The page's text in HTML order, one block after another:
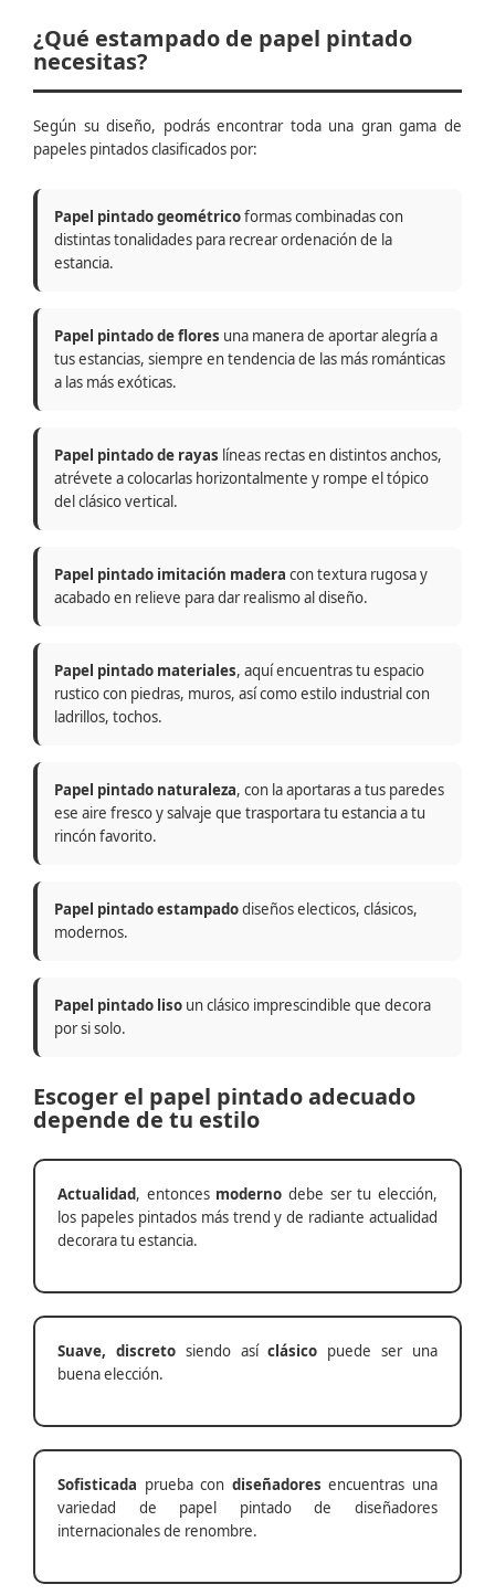
¿Qué estampado de papel pintado
necesitas?
Según su diseño, podrás encontrar toda una gran gama de
papeles pintados clasificados por:
Papel pintado geométricoformas combinadas con
distintas tonalidades para recrear ordenación de la
estancia.
Papel pintado de flores una manera de aportar alegría a
tus estancias, siempre en tendencia de las más románticas
a las más exóticas.
Papel pintado de rayas líneas rectas en distintos anchos,
atrévete a colocarlas horizontalmente y rompe el tópico
del clásico vertical.
Papel pintado imitación madera con textura rugosa y
acabado en relieve para dar realismo al diseño.
Papel pintado materiales, aquí encuentras tu espacio
rustico con piedras, muros, así como estilo industrial con
ladrillos, tochos.
Papel pintado naturaleza, con la aportaras a tus paredes
ese aire fresco y salvaje que trasportara tu estancia a tu
rincón favorito.
Papel pintado estampadodiseños electicos, clásicos,
modernos.
Papel pintado liso un clásico imprescindible que decora
por si solo.
Escoger el papel pintado adecuado
depende de tu estilo
Actualidad, entonces moderno debe ser tu elección,
los papeles pintados más trend y de radiante actualidad
decorara tu estancia.
Suave, discretosiendo asíclásico puede ser una
buena elección.
Sofisticada prueba con diseñadores encuentras una
variedad de papel pintado de diseñadores
internacionales de renombre.